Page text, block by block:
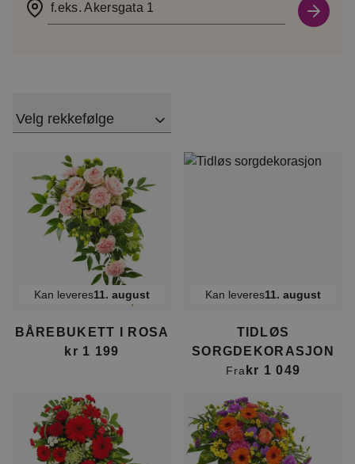
f.eks. Akersgata 1
Velg rekkefølge
Kan leveres11. august
BÅREBUKETT I ROSA
kr 1 199
Kan leveres11. august
TIDLØS
SORGDEKORASJON
Fra kr 1 049